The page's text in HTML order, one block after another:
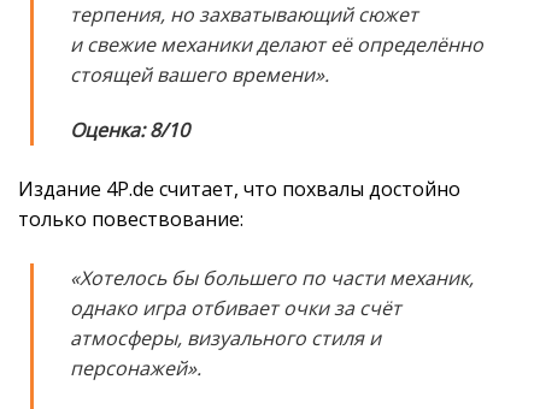
терпения, но захватывающий сюжет
и свежие механики делают её определённо
стоящей вашего времени».
Оценка: 8/10
Издание 4P.de считает, что похвалы достойно
только повествование:
«Хотелось бы большего по части механик,
однако игра отбивает очки за счёт
атмосферы, визуального стиля и
персонажей».